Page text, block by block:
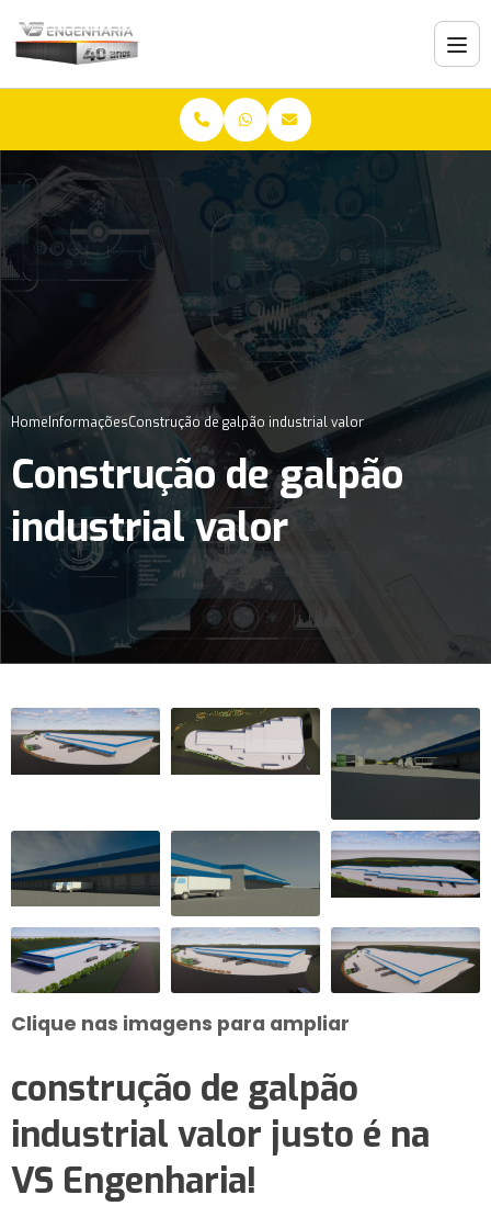
HomeInformaçõesConstrução de galpão industrial valor
Construção de galpão
industrial valor
Clique nas imagens para ampliar
construção de galpão
industrial valor justo é na
VS Engenharia!